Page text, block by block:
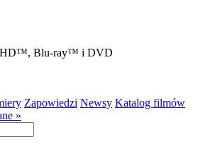
Blu-ray™ i DVD
Zapowiedzi Newsy Katalog filmów
»